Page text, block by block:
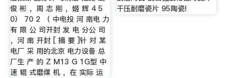
俊 彬 ，周 志 刚 ，姬 辉 4 5
0） 70 2 （ 中电投 河 南电 力
有 限 公 司开封 发 电 分公 司
，河 南 开封 [ 摘 要 ]针 对 某
电厂 采 用的北京 电力设备 总
厂生 产 的 Z M13 G 1G型 中
速 辊 式磨煤 机 ，在 实际 运
干压耐磨瓷片 95陶瓷!